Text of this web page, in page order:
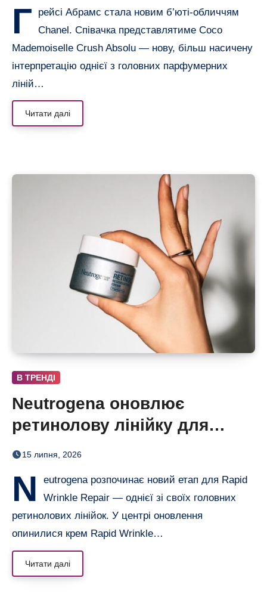
Г
рейсі Абрамс стала новим б’юті-обличчям
Chanel. Співачка представлятиме Coco
Mademoiselle Crush Absolu — нову, більш насичену
інтерпретацію однієї з головних парфумерних
ліній…
Читати далі
В ТРЕНДІ
Neutrogena оновлює
ретинолову лінійку для
нового покоління
15 липня, 2026
N
eutrogena розпочинає новий етап для Rapid
Wrinkle Repair — однієї зі своїх головних
ретинолових лінійок. У центрі оновлення
опинилися крем Rapid Wrinkle…
Читати далі